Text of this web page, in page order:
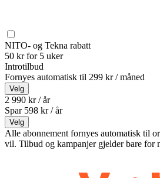
NITO- og Tekna rabatt
50 kr for 5 uker
Introtilbud
Fornyes automatisk til 299 kr / måned
Velg
2 990 kr / år
Spar 598 kr /år
Velg
Alle abonnement fornyes automatisk til
vil. Tilbud og kampanjer gjelder bare for